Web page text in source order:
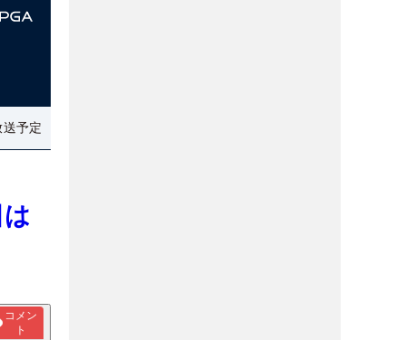
予定
コメン
ト